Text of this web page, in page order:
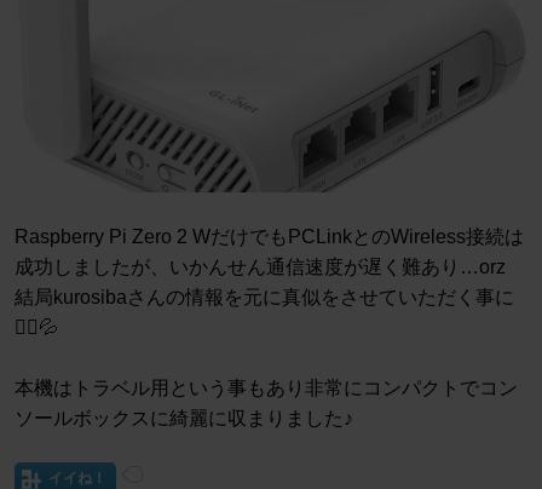
Raspberry Pi Zero 2 WだけでもPCLinkとのWireless接続は
成功しましたが、いかんせん通信速度が遅く難あり…orz
結局kurosibaさんの情報を元に真似をさせていただく事に
🙇‍♂️💦
本機はトラベル用という事もあり非常にコンパクトでコン
ソールボックスに綺麗に収まりました♪
イイね！